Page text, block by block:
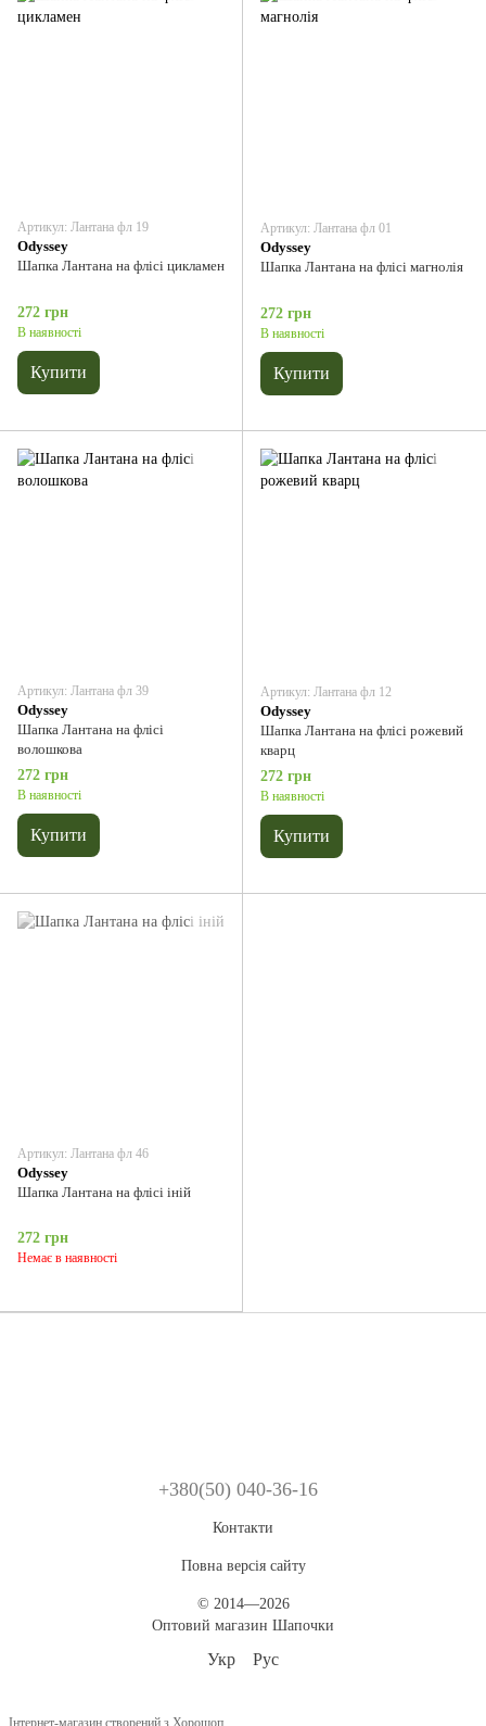
Артикул: Лантана фл 19
Odyssey
Шапка Лантана на флісі цикламен
272 грн
В наявності
Купити
Артикул: Лантана фл 01
Odyssey
Шапка Лантана на флісі магнолія
272 грн
В наявності
Купити
Артикул: Лантана фл 39
Odyssey
Шапка Лантана на флісі
волошкова
272 грн
В наявності
Купити
Артикул: Лантана фл 12
Odyssey
Шапка Лантана на флісі рожевий
кварц
272 грн
В наявності
Купити
Артикул: Лантана фл 46
Odyssey
Шапка Лантана на флісі іній
272 грн
Немає в наявності
+380(50) 040-36-16
Контакти
Повна версія сайту
© 2014—2026
Оптовий магазин Шапочки
Укр Рус
Інтернет-магазин створений з Хорошоп